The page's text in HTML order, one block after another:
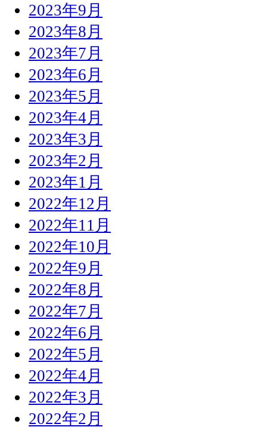
2023年9月
2023年8月
2023年7月
2023年6月
2023年5月
2023年4月
2023年3月
2023年2月
2023年1月
2022年12月
2022年11月
2022年10月
2022年9月
2022年8月
2022年7月
2022年6月
2022年5月
2022年4月
2022年3月
2022年2月